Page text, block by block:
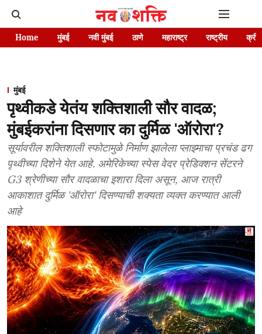
Home मुंबई नवी मुंबई ठाणे महाराष्ट्र राष्ट्रीय
मुंबई
पृथ्वीकडे येतंय शक्तिशाली सौर वादळ;
मुंबईकरांना दिसणार का दुर्मिळ 'ऑरोरा'?
सूर्यावरील शक्तिशाली स्फोटामुळे निर्माण झालेला प्लाझ्माचा प्रचंड ढग
पृथ्वीच्या दिशेने येत आहे. अमेरिकेच्या स्पेस वेदर प्रेडिक्शन सेंटरने
G3 श्रेणीच्या सौर वादळाचा इशारा दिला असून, आज रात्री
आकाशात दुर्मिळ 'ऑरोरा' दिसण्याची शक्यता व्यक्त करण्यात आली
आहे